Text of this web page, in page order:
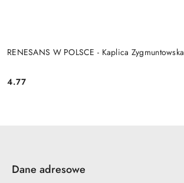
RENESANS W POLSCE - Kaplica Zygmuntowska
Cena:
4.77
Dane adresowe